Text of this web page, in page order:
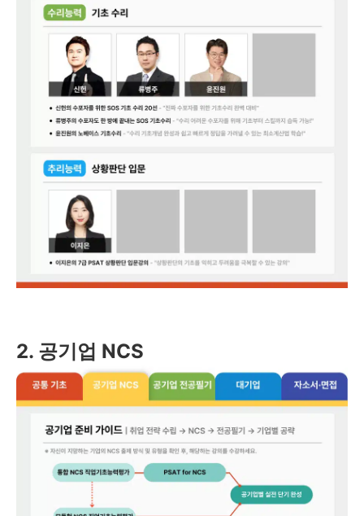
2. 공기업 NCS